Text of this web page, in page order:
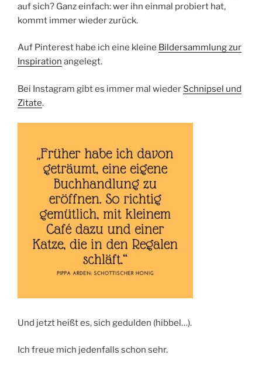
auf sich? Ganz einfach: wer ihn einmal probiert hat,
kommt immer wieder zurück.
Auf Pinterest habe ich eine kleine Bildersammlung zur
Inspiration angelegt.
Bei Instagram gibt es immer mal wieder Schnipsel und
Zitate.
Und jetzt heißt es, sich gedulden (hibbel…).
Ich freue mich jedenfalls schon sehr.